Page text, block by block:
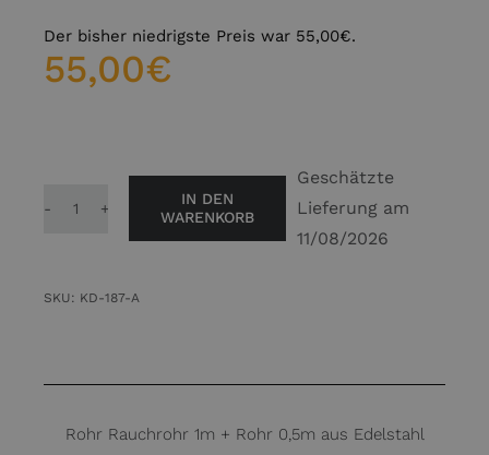
55,00€
Der bisher niedrigste Preis war 55,00€.
mm
IN DEN
WARENKORB
Geschätzte
Lieferung am
11/08/2026
SKU: KD-187-A
Rohr Rauchrohr 1m + Rohr 0,5m aus Edelstahl